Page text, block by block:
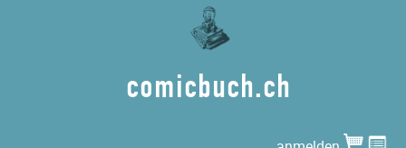
comicbuch.ch